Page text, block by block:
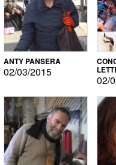
ANTY PANSERA
02/03/2015
02/